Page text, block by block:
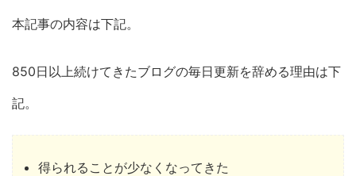
本記事の内容は下記。
850日以上続けてきたブログの毎日更新を辞める理由は下
記。
得られることが少なくなってきた